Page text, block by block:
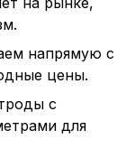
напрямую с
цены.
с
для